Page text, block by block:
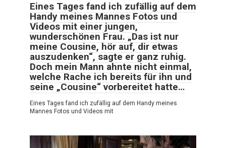
Eines Tages fand ich zufällig auf dem
Handy meines Mannes Fotos und
Videos mit einer jungen,
wunderschönen Frau. „Das ist nur
meine Cousine, hör auf, dir etwas
auszudenken“, sagte er ganz ruhig.
Doch mein Mann ahnte nicht einmal,
welche Rache ich bereits für ihn und
seine „Cousine“ vorbereitet hatte…
Eines Tages fand ich zufällig auf dem Handy meines
Mannes Fotos und Videos mit